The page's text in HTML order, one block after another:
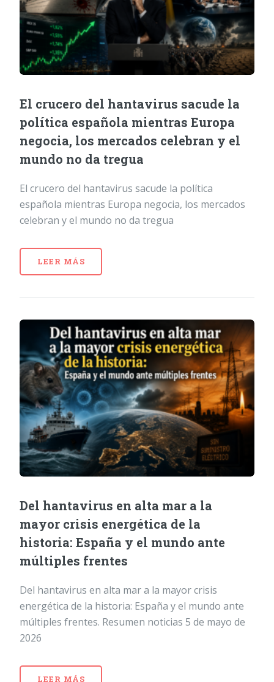
El crucero del hantavirus sacude la
política española mientras Europa
negocia, los mercados celebran y el
mundo no da tregua
El crucero del hantavirus sacude la política
española mientras Europa negocia, los mercados
celebran y el mundo no da tregua
LEER MÁS
Del hantavirus en alta mar a la
mayor crisis energética de la
historia: España y el mundo ante
múltiples frentes
Del hantavirus en alta mar a la mayor crisis
energética de la historia: España y el mundo ante
múltiples frentes. Resumen noticias 5 de mayo de
2026
LEER MÁS